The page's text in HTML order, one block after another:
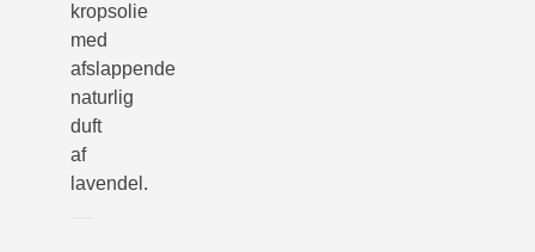
kropsolie
med
afslappende
naturlig
duft
af
lavendel.